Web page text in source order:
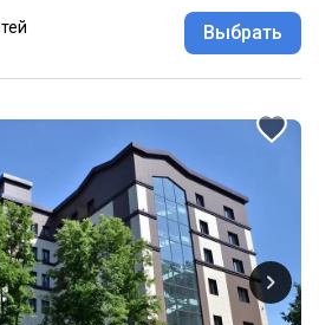
Выбрать